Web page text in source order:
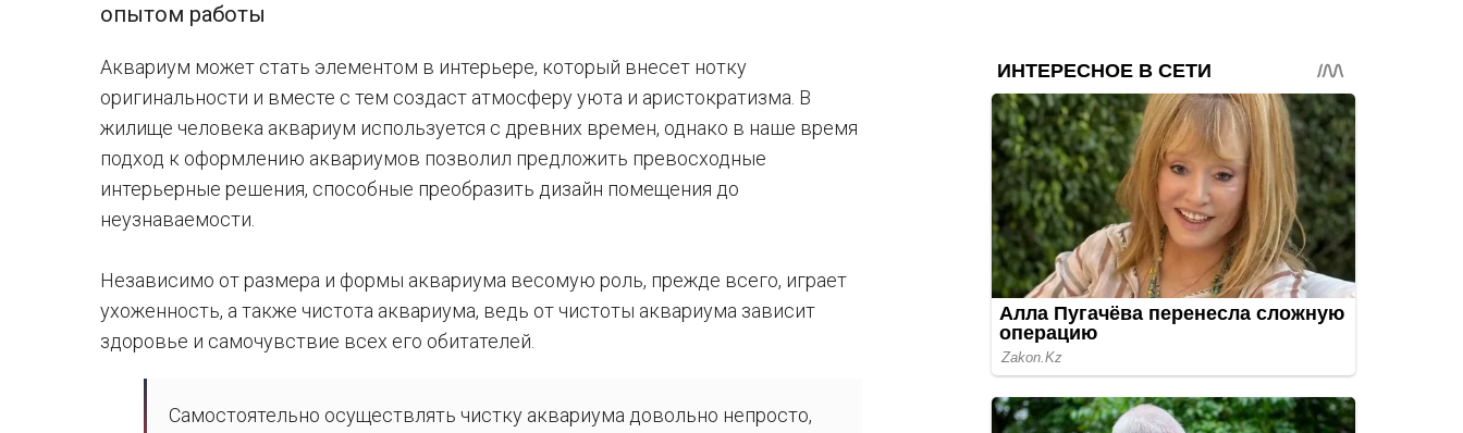
опытом работы
Аквариум может стать элементом в интерьере, который внесет нотку
оригинальности и вместе с тем создаст атмосферу уюта и аристократизма. В
жилище человека аквариум используется с древних времен, однако в наше время
подход к оформлению аквариумов позволил предложить превосходные
интерьерные решения, способные преобразить дизайн помещения до
неузнаваемости.
Независимо от размера и формы аквариума весомую роль, прежде всего, играет
ухоженность, а также чистота аквариума, ведь от чистоты аквариума зависит
здоровье и самочувствие всех его обитателей.
Самостоятельно осуществлять чистку аквариума довольно непросто,